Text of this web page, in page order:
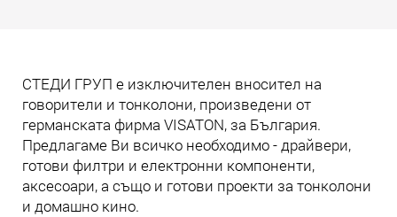
СТЕДИ ГРУП е изключителен вносител на
говорители и тонколони, произведени от
германската фирма VISATON, за България.
Предлагаме Ви всичко необходимо - драйвери,
готови филтри и електронни компоненти,
аксесоари, а също и готови проекти за тонколони
и домашно кино.